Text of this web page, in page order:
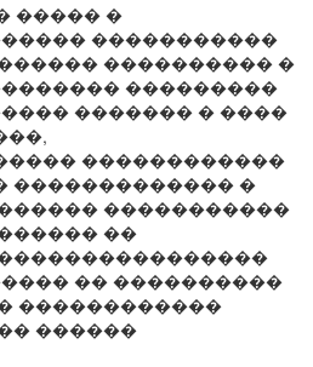
����� �
�����������
���������� �
���������
������� � ����
������������
������������� �
�����������
��
�� ����������
������������
������